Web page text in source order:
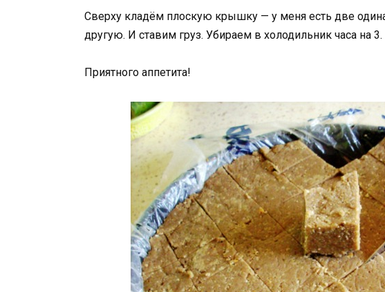
Сверху кладём плоскую крышку — у меня есть две
другую. И ставим груз. Убираем в холодильник часа на 3.
Приятного аппетита!